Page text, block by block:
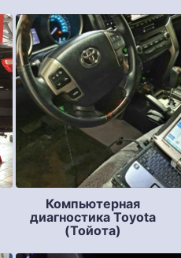
Компьютерная
диагностика Toyota
(Тойота)